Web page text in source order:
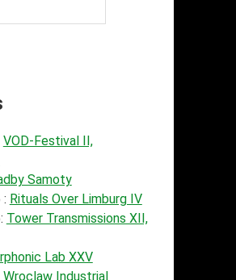
VOD-Festival II,
Samoty
Rituals Over Limburg IV
Tower Transmissions XII,
Lab XXV
Wroclaw Industrial